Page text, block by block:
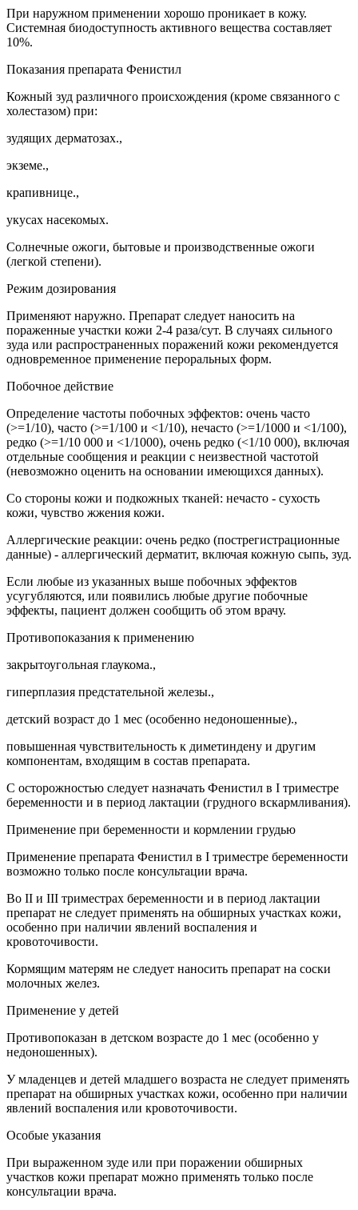
При наружном применении хорошо проникает в кожу.
Системная биодоступность активного вещества составляет
10%.
Показания препарата Фенистил
Кожный зуд различного происхождения (кроме связанного с
холестазом) при:
зудящих дерматозах.,
экземе.,
крапивнице.,
укусах насекомых.
Солнечные ожоги, бытовые и производственные ожоги
(легкой степени).
Режим дозирования
Применяют наружно. Препарат следует наносить на
пораженные участки кожи 2-4 раза/сут. В случаях сильного
зуда или распространенных поражений кожи рекомендуется
одновременное применение пероральных форм.
Побочное действие
Определение частоты побочных эффектов: очень часто
(>=1/10), часто (>=1/100 и <1/10), нечасто (>=1/1000 и <1/100),
редко (>=1/10 000 и <1/1000), очень редко (<1/10 000), включая
отдельные сообщения и реакции с неизвестной частотой
(невозможно оценить на основании имеющихся данных).
Со стороны кожи и подкожных тканей: нечасто - сухость
кожи, чувство жжения кожи.
Аллергические реакции: очень редко (пострегистрационные
данные) - аллергический дерматит, включая кожную сыпь, зуд.
Если любые из указанных выше побочных эффектов
усугубляются, или появились любые другие побочные
эффекты, пациент должен сообщить об этом врачу.
Противопоказания к применению
закрытоугольная глаукома.,
гиперплазия предстательной железы.,
детский возраст до 1 мес (особенно недоношенные).,
повышенная чувствительность к диметиндену и другим
компонентам, входящим в состав препарата.
С осторожностью следует назначать Фенистил в I триместре
беременности и в период лактации (грудного вскармливания).
Применение при беременности и кормлении грудью
Применение препарата Фенистил в I триместре беременности
возможно только после консультации врача.
Во II и III триместрах беременности и в период лактации
препарат не следует применять на обширных участках кожи,
особенно при наличии явлений воспаления и
кровоточивости.
Кормящим матерям не следует наносить препарат на соски
молочных желез.
Применение у детей
Противопоказан в детском возрасте до 1 мес (особенно у
недоношенных).
У младенцев и детей младшего возраста не следует применять
препарат на обширных участках кожи, особенно при наличии
явлений воспаления или кровоточивости.
Особые указания
При выраженном зуде или при поражении обширных
участков кожи препарат можно применять только после
консультации врача.